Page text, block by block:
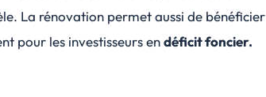
La rénovation permet aussi de bénéficier
pour les investisseurs endéficit foncier.